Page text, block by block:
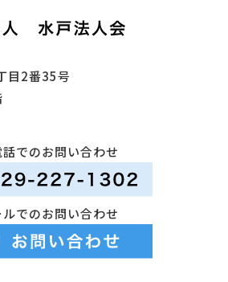
目2番35号
話でのお問い合わせ
ルでのお問い合わせ